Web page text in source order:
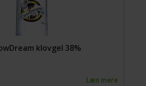
klovgel 38%
Læs mere